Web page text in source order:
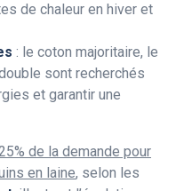
de chaleur en hiver et
: le coton majoritaire, le
sont recherchés
et garantir une
de la demande pour
en laine, selon les